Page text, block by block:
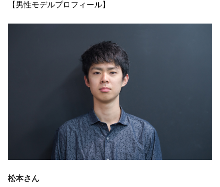
【男性モデルプロフィール】
松本さん